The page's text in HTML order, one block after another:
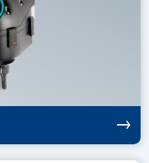
einer